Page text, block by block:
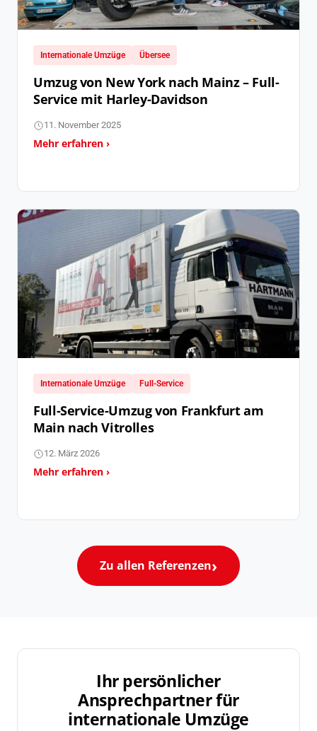
Internationale Umzüge Übersee
Umzug von New York nach Mainz – Full-
Service mit Harley-Davidson
11. November 2025
Mehr erfahren ›
Internationale Umzüge Full-Service
Full-Service-Umzug von Frankfurt am
Main nach Vitrolles
12. März 2026
Mehr erfahren ›
Zu allen Referenzen
Ihr persönlicher
Ansprechpartner für
internationale Umzüge